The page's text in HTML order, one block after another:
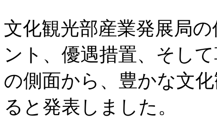
文化観光部産業発展局
ント、優遇措置、そし
の側面から、豊かな文
ると発表しました。